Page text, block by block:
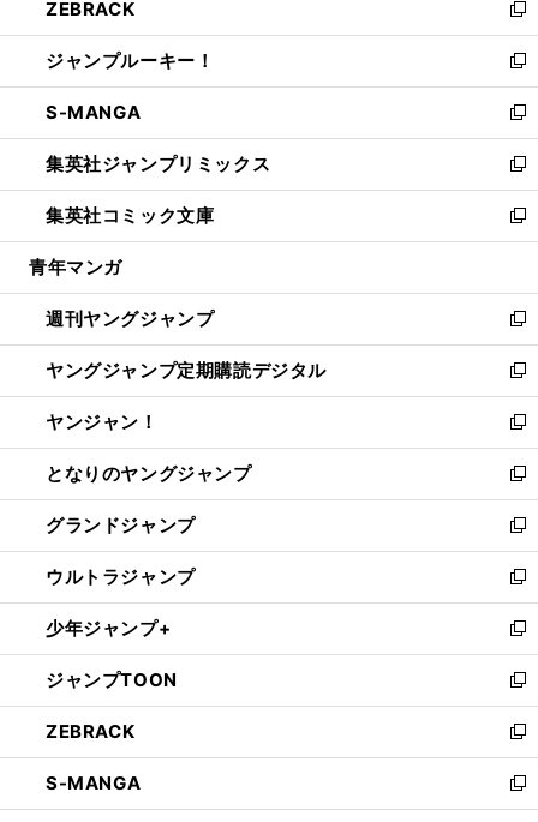
く
で
開
く
ド
ウ
で
開
く
ィ
ン
ド
ウ
で
開
く
い
ウ
ィ
ン
ド
ウ
で
開
く
ZEBRACK
新
し
い
ウ
ィ
ン
ド
ウ
で
開
ジャンプルーキー！
新
し
い
ウ
ィ
ン
ド
ウ
開
く
S-MANGA
新
し
い
ウ
ィ
ン
ウ
で
開
く
集英社ジャンプリミックス
新
し
い
ウ
ン
ド
ウ
で
開
く
集英社コミック文庫
新
し
ウ
ィ
ン
ド
ウ
で
開
く
青年マンガ
週刊ヤングジャンプ
新
し
い
ウ
ィ
ン
ド
ウ
で
開
く
ヤングジャンプ定期購読デジタル
新
し
い
ウ
ィ
ン
ド
ウ
で
開
く
ヤンジャン！
新
し
い
ウ
ィ
ン
ド
ウ
で
開
く
となりのヤングジャンプ
新
し
い
ウ
ィ
ン
ド
ウ
で
開
く
グランドジャンプ
新
し
い
ウ
ィ
ン
ド
ウ
で
開
く
ウルトラジャンプ
新
し
い
ウ
ィ
ン
ド
ウ
で
開
少年ジャンプ+
新
し
い
ウ
ィ
ン
ド
ウ
ジャンプTOON
新
し
い
ウ
ィ
ン
ZEBRACK
新
し
い
ウ
S-MANGA
新
し